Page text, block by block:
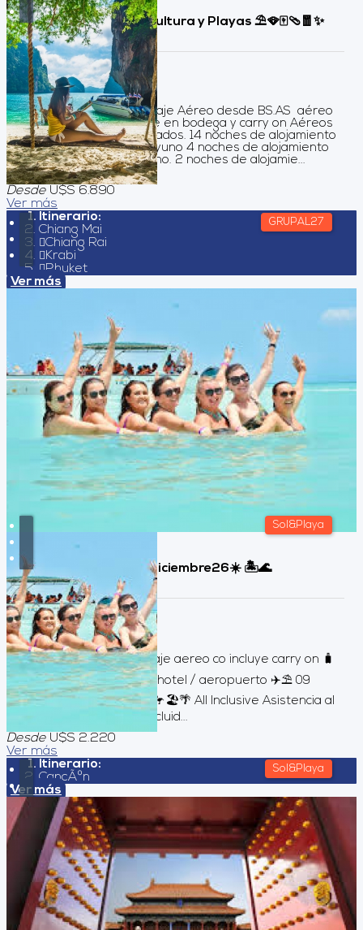
GRUPAL27
Tailandia, Sabores, Cultura y Playas ⛱️🪭🀄🩴🧧✨
Duración:
16 Días14Noches
Servicios incluidos Pasaje Aéreo desde BS.AS aéreo
de Turkish , con equipaje en bodega y carry on Aéreos
internos. Todos los traslados. 14 noches de alojamiento
en Hoteles 4* con desayuno 4 noches de alojamiento
en Bangkok con desayuno. 2 noches de alojamie...
Desde U$S 6.890
Ver más
Itinerario:
Chiang Mai
Chiang Rai
Krabi
Phuket
Ver más
Sol&Playa
Sol&Playa
Cancun, Mexico🏖️ 🦩 diciembre26☀️ 🏝️🌊
Duración:
10Días 9Noches
Servicios incluidos Pasaje aereo co incluye carry on 🧳
Traslados aeropuerto / hotel / aeropuerto ✈️⛱️ 09
noches de alojamiento 🦩🏖️🌴 All Inclusive Asistencia al
viajero Servicios NO incluid...
Desde U$S 2.220
Ver más
Itinerario:
CancÃºn
Ver más